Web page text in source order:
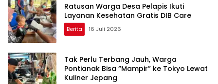
Ratusan Warga Desa Pelapis Ikuti
Layanan Kesehatan Gratis DIB Care
Berita 16 Juli 2026
Tak Perlu Terbang Jauh, Warga
Pontianak Bisa “Mampir” ke Tokyo Lewat
Kuliner Jepang